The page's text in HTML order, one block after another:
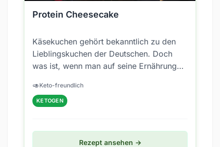
Protein Cheesecake
Käsekuchen gehört bekanntlich zu den
Lieblingskuchen der Deutschen. Doch
was ist, wenn man auf seine Ernährung
auf Süßes...
🥑Keto-freundlich
KETOGEN
Rezept ansehen →